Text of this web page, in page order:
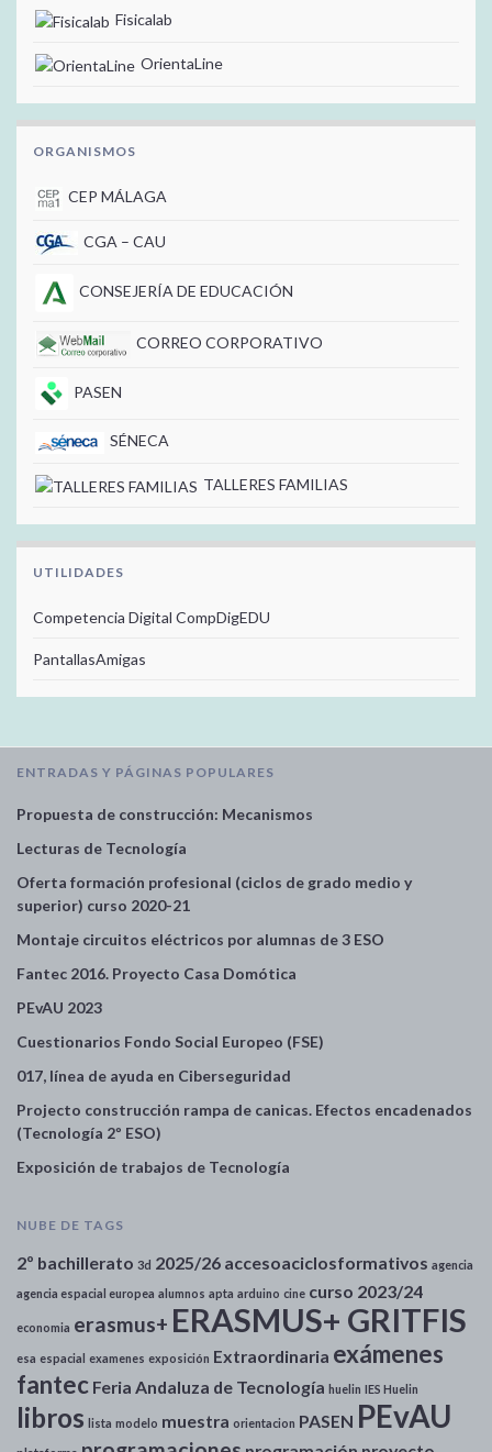
Fisicalab
OrientaLine
ORGANISMOS
CEP MÁLAGA
CGA – CAU
CONSEJERÍA DE EDUCACIÓN
CORREO CORPORATIVO
PASEN
SÉNECA
TALLERES FAMILIAS
UTILIDADES
Competencia Digital CompDigEDU
PantallasAmigas
ENTRADAS Y PÁGINAS POPULARES
Propuesta de construcción: Mecanismos
Lecturas de Tecnología
Oferta formación profesional (ciclos de grado medio y
superior) curso 2020-21
Montaje circuitos eléctricos por alumnas de 3 ESO
Fantec 2016. Proyecto Casa Domótica
PEvAU 2023
Cuestionarios Fondo Social Europeo (FSE)
017, línea de ayuda en Ciberseguridad
Projecto construcción rampa de canicas. Efectos encadenados
(Tecnología 2º ESO)
Exposición de trabajos de Tecnología
NUBE DE TAGS
2º bachillerato 3d 2025/26 accesoaciclosformativos agencia
agencia espacial europea alumnos apta arduino cine curso 2023/24
economia erasmus+ ERASMUS+ GRITFIS
esa espacial examenes exposición Extraordinaria exámenes
fantec Feria Andaluza de Tecnología huelin IES Huelin
libros lista modelo muestra orientacion PASEN PEvAU